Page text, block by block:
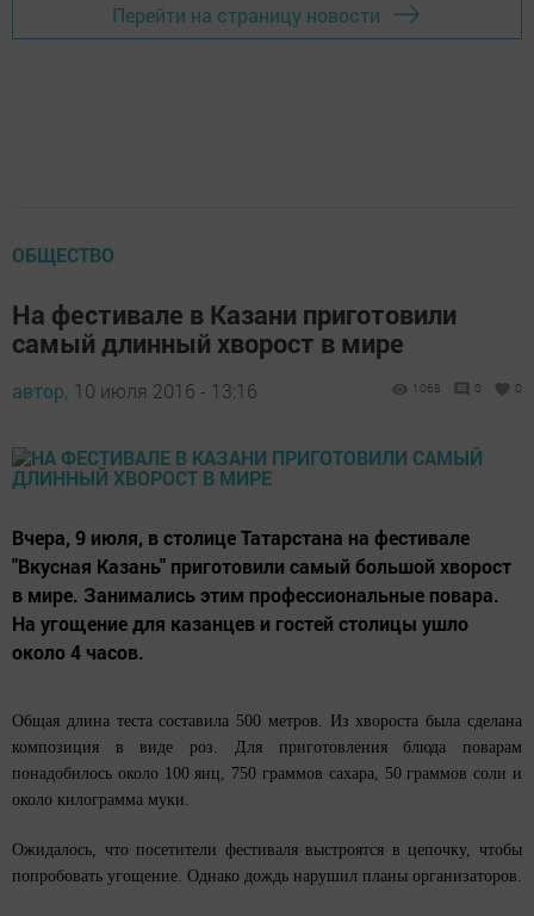
Перейти на страницу новости
ОБЩЕСТВО
На фестивале в Казани приготовили
самый длинный хворост в мире
автор, 10 июля 2016 - 13:16 1068 0 0
Вчера, 9 июля, в столице Татарстана на фестивале
"Вкусная Казань" приготовили самый большой хворост
в мире. Занимались этим профессиональные повара.
На угощение для казанцев и гостей столицы ушло
около 4 часов.
Общая длина теста составила 500 метров. Из хвороста была сделана
композиция в виде роз. Для приготовления блюда поварам
понадобилось около 100 яиц, 750 граммов сахара, 50 граммов соли и
около килограмма муки.
Ожидалось, что посетители фестиваля выстроятся в цепочку, чтобы
попробовать угощение. Однако дождь нарушил планы организаторов.